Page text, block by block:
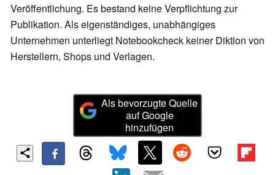
Veröffentlichung. Es bestand keine Verpflichtung zur
Publikation. Als eigenständiges, unabhängiges
Unternehmen unterliegt Notebookcheck keiner Diktion von
Herstellern, Shops und Verlagen.
Als bevorzugte Quelle
auf Google
hinzufügen